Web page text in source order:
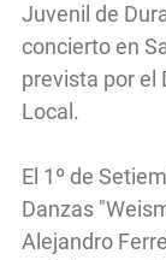
Juvenil de
concierto en
prevista por el
Local.
El 1º de
Danzas
Alejandro